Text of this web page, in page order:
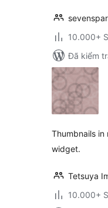
10.000+
Đã kiểm
Thumbnails in
widget.
Tetsuya
10.000+